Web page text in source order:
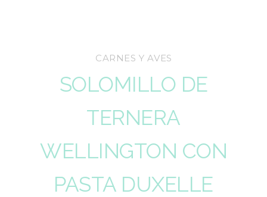
CARNES Y AVES
SOLOMILLO DE
TERNERA
WELLINGTON CON
PASTA DUXELLE